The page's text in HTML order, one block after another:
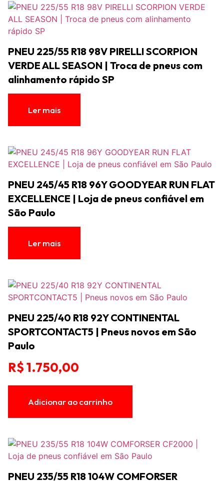
PNEU 225/55 R18 98V PIRELLI SCORPION
VERDE ALL SEASON | Troca de pneus com
alinhamento rápido SP
Ler mais
PNEU 245/45 R18 96Y GOODYEAR RUN FLAT
EXCELLENCE | Loja de pneus confiável em
São Paulo
Ler mais
PNEU 225/40 R18 92Y CONTINENTAL
SPORTCONTACT5 | Pneus novos em São
Paulo
R$1.750,00
Adicionar ao carrinho
PNEU 235/55 R18 104W COMFORSER